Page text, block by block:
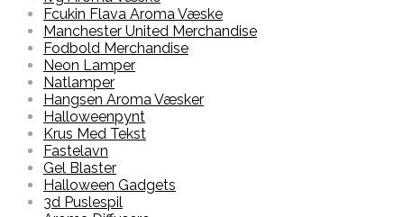
Fcukin Flava Aroma Væske
Manchester United Merchandise
Fodbold Merchandise
Neon Lamper
Natlamper
Hangsen Aroma Væsker
Halloweenpynt
Krus Med Tekst
Fastelavn
Gel Blaster
Halloween Gadgets
3d Puslespil